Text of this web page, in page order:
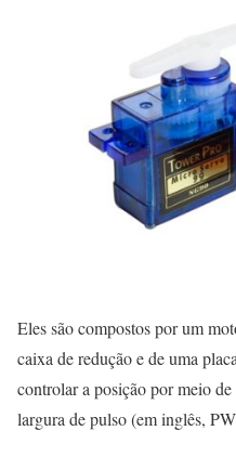
Eles são compostos por um
caixa de redução e de uma
controlar a posição por meio
largura de pulso (em inglês,